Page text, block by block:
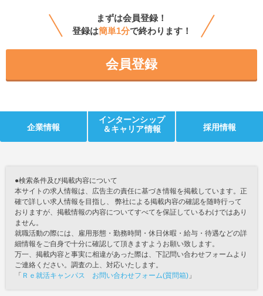
まずは会員登録！
登録は簡単1分で終わります！
会員登録
企業情報
インターンシップ
＆キャリア情報
採用情報
●検索条件及び掲載内容について
本サイトの求人情報は、広告主の責任に基づき情報を掲載しています。正
確で詳しい求人情報を目指し、 弊社による掲載内容の確認を随時行って
おりますが、掲載情報の内容についてすべてを保証しているわけではあり
ません。
就職活動の際には、雇用形態・勤務時間・休日休暇・給与・待遇などの詳
細情報をご自身で十分に確認して頂きますようお願い致します。
万一、掲載内容と事実に相違があった際は、下記問い合わせフォームより
ご連絡ください。調査の上、対応いたします。
「 Ｒｅ就活キャンパス お問い合わせフォーム(質問箱) 」